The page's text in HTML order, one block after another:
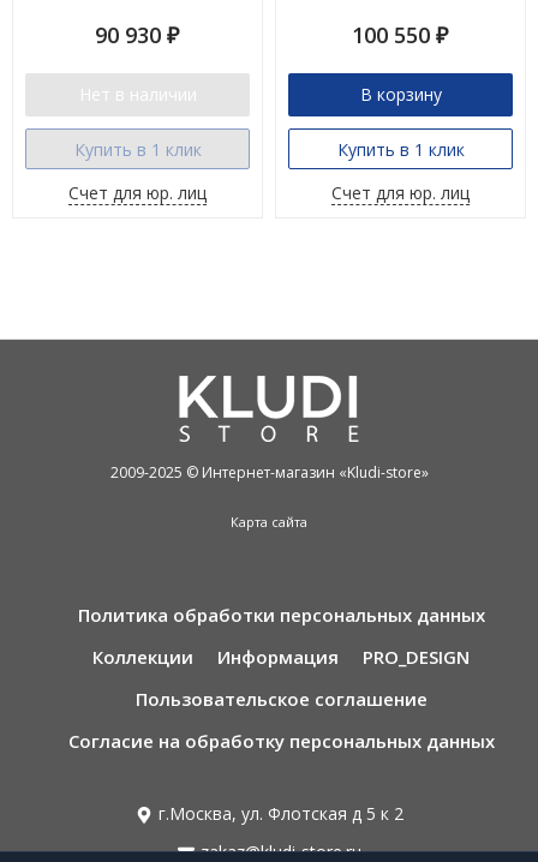
90 930 ₽
Нет в наличии
Купить в 1 клик
Счет для юр. лиц
100 550 ₽
В корзину
Купить в 1 клик
Счет для юр. лиц
2009-2025 © Интернет-магазин «Kludi-store»
Карта сайта
Политика обработки персональных данных
Коллекции
Информация
PRO_DESIGN
Пользовательское соглашение
Согласие на обработку персональных данных
г.Москва, ул. Флотская д 5 к 2
zakaz@kludi-store.ru